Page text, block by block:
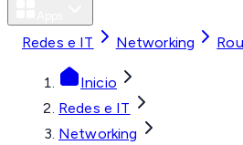
Redes e IT Networking
Inicio
Redes e IT
Networking